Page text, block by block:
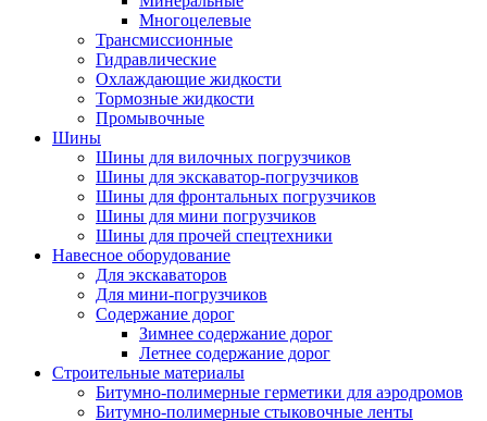
Многоцелевые
Трансмиссионные
Гидравлические
Охлаждающие жидкости
Тормозные жидкости
Промывочные
Шины
Шины для вилочных погрузчиков
Шины для экскаватор-погрузчиков
Шины для фронтальных погрузчиков
Шины для мини погрузчиков
Шины для прочей спецтехники
Навесное оборудование
Для экскаваторов
Для мини-погрузчиков
Содержание дорог
Зимнее содержание дорог
Летнее содержание дорог
Строительные материалы
Битумно-полимерные герметики для аэродромов
Битумно-полимерные стыковочные ленты